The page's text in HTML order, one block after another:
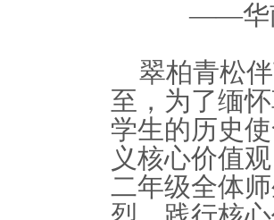
——华
翠柏青松
至，为了缅
学生的历史
义核心价值
二年级全体